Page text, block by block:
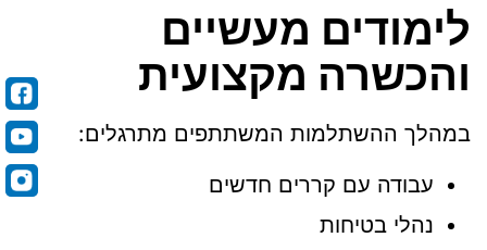
לימודים מעשיים
והכשרה מקצועית
במהלך ההשתלמות המשתתפים מתרגלים:
עבודה עם קררים חדשים
נהלי בטיחות